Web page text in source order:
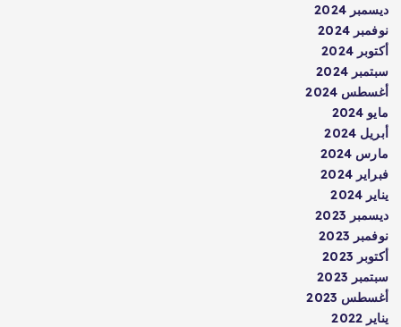
ديسمبر 2024
نوفمبر 2024
أكتوبر 2024
سبتمبر 2024
أغسطس 2024
مايو 2024
أبريل 2024
مارس 2024
فبراير 2024
يناير 2024
ديسمبر 2023
نوفمبر 2023
أكتوبر 2023
سبتمبر 2023
أغسطس 2023
يناير 2022